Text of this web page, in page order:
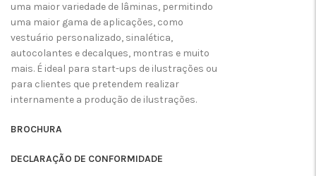
uma maior variedade de lâminas, permitindo
uma maior gama de aplicações, como
vestuário personalizado, sinalética,
autocolantes e decalques, montras e muito
mais. É ideal para start-ups de ilustrações ou
para clientes que pretendem realizar
internamente a produção de ilustrações.
BROCHURA
DECLARAÇÃO DE CONFORMIDADE